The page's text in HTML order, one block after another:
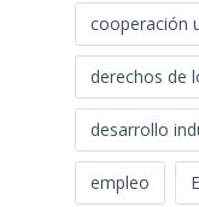
cooperación
derechos de
desarrollo
empleo